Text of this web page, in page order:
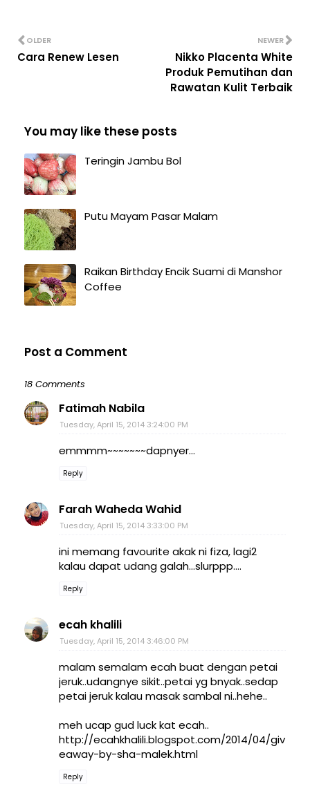
NEWER
Nikko Placenta White
Produk Pemutihan dan
Rawatan Kulit Terbaik
OLDER
Cara Renew Lesen
You may like these posts
Teringin Jambu Bol
Putu Mayam Pasar Malam
Raikan Birthday Encik Suami di Manshor
Coffee
Post a Comment
18 Comments
Fatimah Nabila
Tuesday, April 15, 2014 3:24:00 PM
emmmm~~~~~~~dapnyer...
Reply
Farah Waheda Wahid
Tuesday, April 15, 2014 3:33:00 PM
ini memang favourite akak ni fiza, lagi2
kalau dapat udang galah...slurppp....
Reply
ecah khalili
Tuesday, April 15, 2014 3:46:00 PM
malam semalam ecah buat dengan petai
jeruk..udangnye sikit..petai yg bnyak..sedap
petai jeruk kalau masak sambal ni..hehe..
meh ucap gud luck kat ecah..
http://ecahkhalili.blogspot.com/2014/04/giv
eaway-by-sha-malek.html
Reply